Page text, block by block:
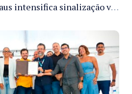
Prefeitura de Manaus intensifica sinalização viária em diversos bairros para organizar o trânsito e reduzir sinistros